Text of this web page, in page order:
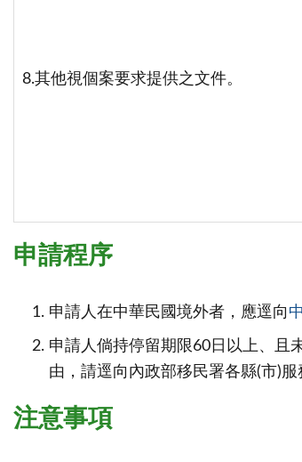
8.其他視個案要求提供之文件。
申請程序
申請人在中華民國境外者，應逕向
申請人倘持停留期限60日以上、且
由，請逕向內政部移民署各縣(市)服
注意事項